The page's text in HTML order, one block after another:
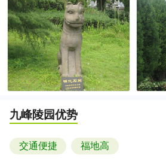
九峰陵园优势
交通便捷 福地高